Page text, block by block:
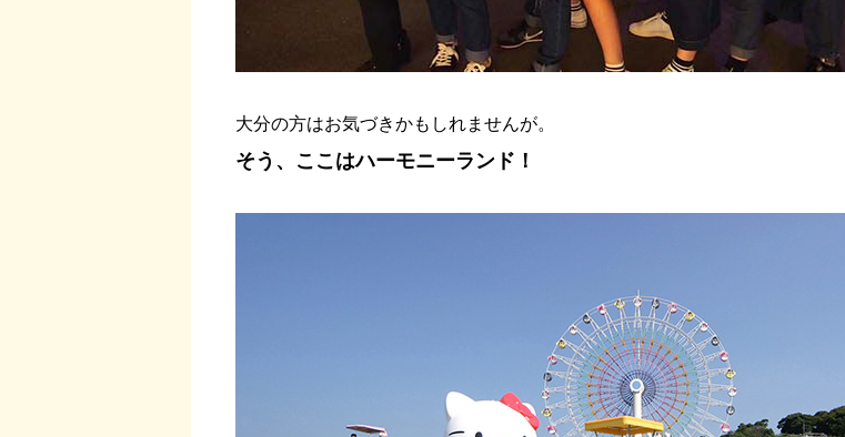
大分の方はお気づきかもしれませんが。
そう、ここはハーモニーランド！